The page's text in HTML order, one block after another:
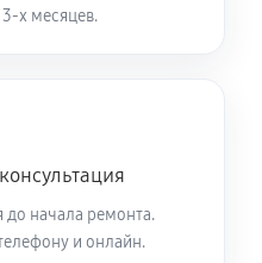
х месяцев.
до начала ремонта.
и онлайн.